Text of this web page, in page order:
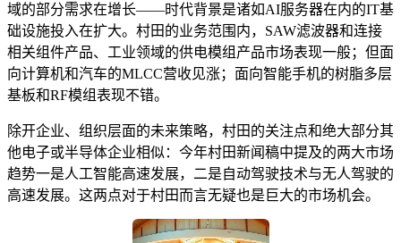
域的部分需求在增长——时代背景是诸如AI服务器在内的IT基
础设施投入在扩大。村田的业务范围内，SAW滤波器和连接
相关组件产品、工业领域的供电模组产品市场表现一般；但面
向计算机和汽车的MLCC营收见涨；面向智能手机的树脂多层
基板和RF模组表现不错。
除开企业、组织层面的未来策略，村田的关注点和绝大部分其
他电子或半导体企业相似：今年村田新闻稿中提及的两大市场
趋势一是人工智能高速发展，二是自动驾驶技术与无人驾驶的
高速发展。这两点对于村田而言无疑也是巨大的市场机会。